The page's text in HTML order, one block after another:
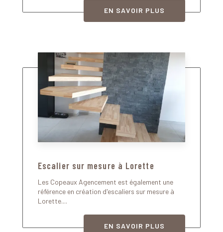
EN SAVOIR PLUS
Escalier sur mesure à Lorette
Les Copeaux Agencement est également une
référence en création d'escaliers sur mesure à
Lorette....
EN SAVOIR PLUS